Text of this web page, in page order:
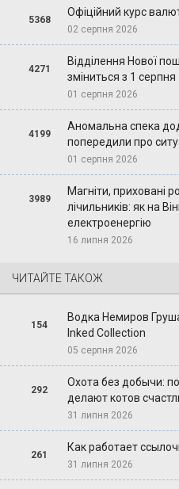
5368
Офіційний курс
02 серпня 2026
4271
Відділення Нової
зміниться з 1 серпня
01 серпня 2026
4199
Аномальна спека
попередили про
01 серпня 2026
3989
Магніти, приховані
лічильників: як на
електроенергію
16 липня 2026
ЧИТАЙТЕ ТАКОЖ
154
Водка Немиров
Inked Collection
05 серпня 2026
292
Охота без добычи:
делают котов
31 липня 2026
261
Как работает
31 липня 2026